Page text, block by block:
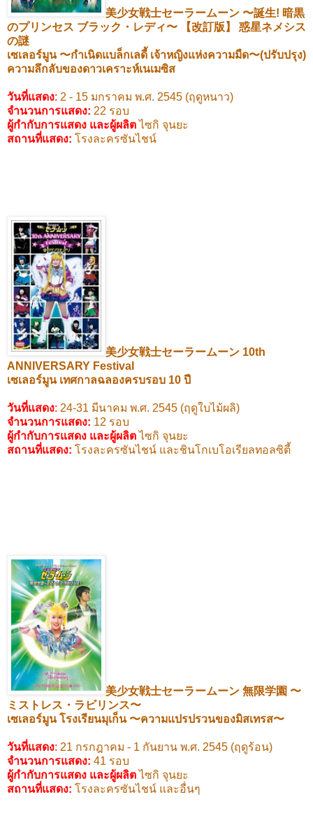
美少女戦士セーラームーン 〜誕生! 暗黒
のプリンセス ブラック・レディ〜 【改訂版】
惑星ネメシス
の謎
เซเลอร์มูน 〜กำเนิดแบล็กเลดี้ เจ้าหญิงแห่งความมืด〜(ปรับปรุง)
ความลึกลับของดาวเคราะห์เนเมซิส
วันที่แสดง: 2 - 15 มกราคม พ.ศ. 2545 (ฤดูหนาว)
จำนวนการแสดง: 22 รอบ
ผู้กำกับการแสดง และผู้ผลิต ไซกิ จุนยะ
สถานที่แสดง: โรงละครซันไชน์
美少女戦士セーラームーン 10th
ANNIVERSARY Festival
เซเลอร์มูน เทศกาลฉลองครบรอบ 10 ปี
วันที่แสดง: 24-31 มีนาคม พ.ศ. 2545 (ฤดูใบไม้ผลิ)
จำนวนการแสดง: 12 รอบ
ผู้กำกับการแสดง และผู้ผลิต ไซกิ จุนยะ
สถานที่แสดง: โรงละครซันไชน์ และชินโกเบโอเรียลทอลซิตี้
美少女戦士セーラームーン 無限学園 〜
ミストレス・ラビリンス〜
เซเลอร์มูน โรงเรียนมุเก็น 〜ความแปรปรวนของมิสเทรส〜
วันที่แสดง: 21 กรกฎาคม - 1 กันยาน พ.ศ. 2545 (ฤดูร้อน)
จำนวนการแสดง: 41 รอบ
ผู้กำกับการแสดง และผู้ผลิต ไซกิ จุนยะ
สถานที่แสดง: โรงละครซันไชน์ และอื่นๆ